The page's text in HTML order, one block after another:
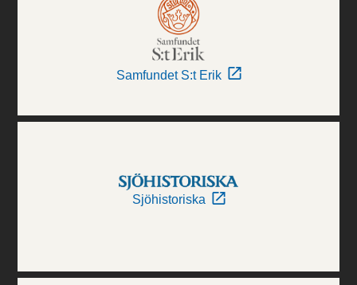
Samfundet S:t Erik
Sjöhistoriska